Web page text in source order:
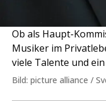
Ob als Haupt-
Musiker im
viele Talente und
Bild: picture alliance /